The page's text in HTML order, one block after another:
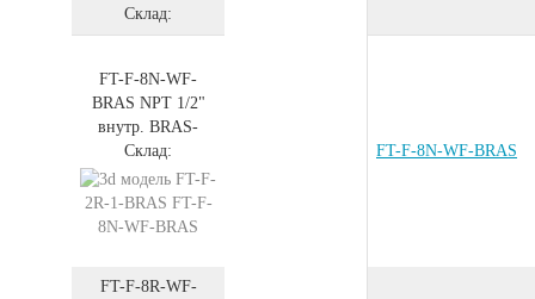
Склад:
FT-F-8N-WF-
BRAS NPT 1/2"
внутр. BRAS-
Склад:
FT-F-8N-WF-BRAS
FT-F-8R-WF-